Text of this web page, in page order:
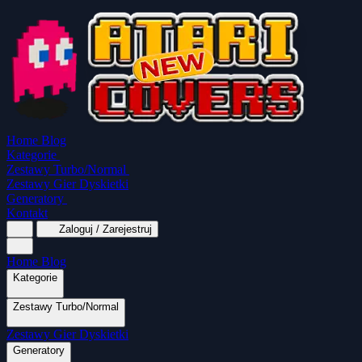
Home Blog
Kategorie
Zestawy Turbo/Normal
Zestawy Gier Dyskietki
Generatory
Kontakt
Zaloguj / Zarejestruj
Home Blog
Kategorie
Wszystkie kategorie
Zestawy Turbo/Normal
MapaSoft Turbo ROM SparkTurbo 2000
Mina Grubcio Normal
Zestawy Gier Dyskietki
Generatory